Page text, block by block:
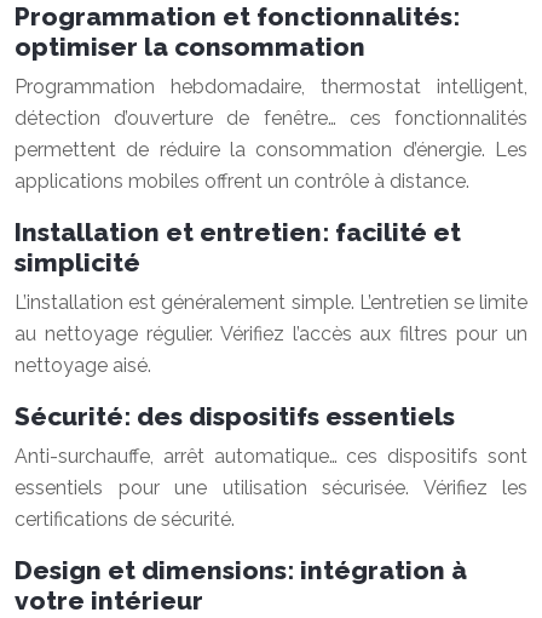
Programmation et fonctionnalités:
optimiser la consommation
Programmation hebdomadaire, thermostat intelligent,
détection d’ouverture de fenêtre… ces fonctionnalités
permettent de réduire la consommation d’énergie. Les
applications mobiles offrent un contrôle à distance.
Installation et entretien: facilité et
simplicité
L’installation est généralement simple. L’entretien se limite
au nettoyage régulier. Vérifiez l’accès aux filtres pour un
nettoyage aisé.
Sécurité: des dispositifs essentiels
Anti-surchauffe, arrêt automatique… ces dispositifs sont
essentiels pour une utilisation sécurisée. Vérifiez les
certifications de sécurité.
Design et dimensions: intégration à
votre intérieur